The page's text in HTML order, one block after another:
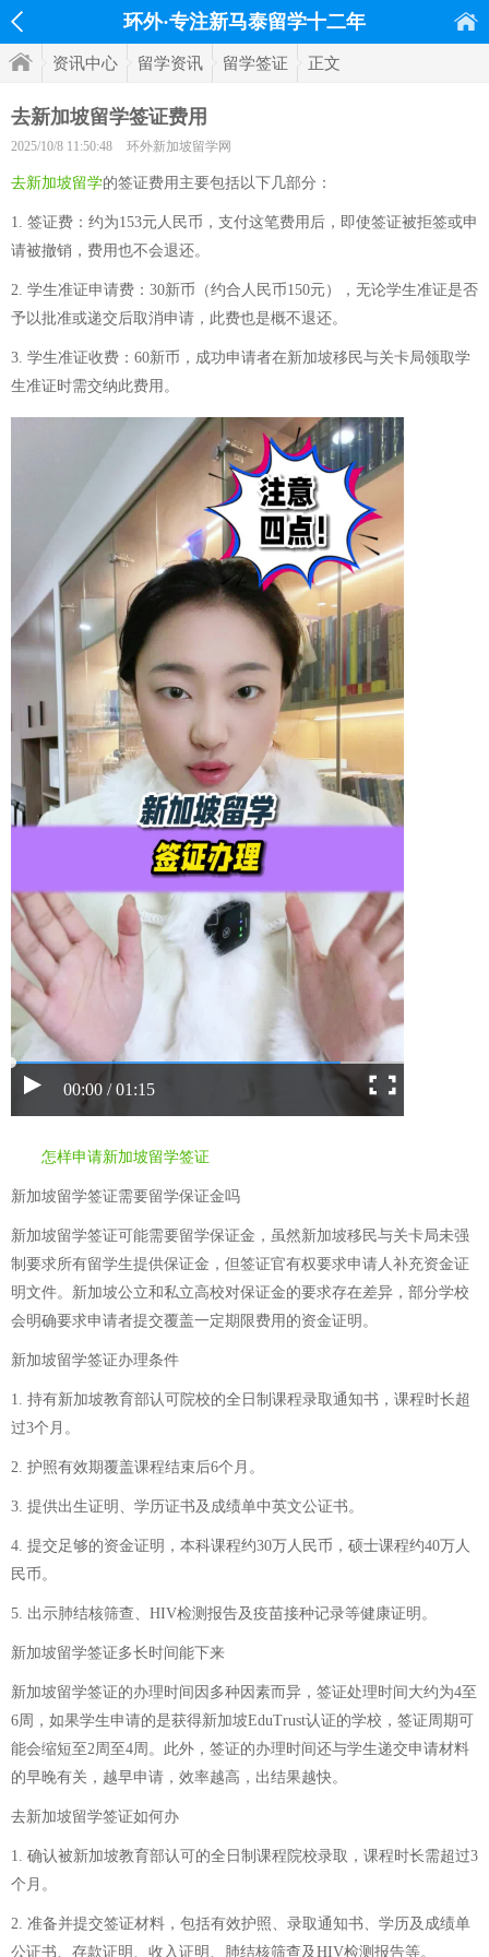
环外·专注新马泰留学十二年
资讯中心 留学资讯 留学签证 正文
去新加坡留学签证费用
2025/10/8 11:50:48 环外新加坡留学网
去新加坡留学的签证费用主要包括以下几部分：
1. 签证费：约为153元人民币，支付这笔费用后，即使签证被拒签或申
请被撤销，费用也不会退还。
2. 学生准证申请费：30新币（约合人民币150元），无论学生准证是否
予以批准或递交后取消申请，此费也是概不退还。
3. 学生准证收费：60新币，成功申请者在新加坡移民与关卡局领取学
生准证时需交纳此费用。
00:00 / 01:15
怎样申请新加坡留学签证
新加坡留学签证需要留学保证金吗
新加坡留学签证可能需要留学保证金，虽然新加坡移民与关卡局未强
制要求所有留学生提供保证金，但签证官有权要求申请人补充资金证
明文件。新加坡公立和私立高校对保证金的要求存在差异，部分学校
会明确要求申请者提交覆盖一定期限费用的资金证明。
新加坡留学签证办理条件
1. 持有新加坡教育部认可院校的全日制课程录取通知书，课程时长超
过3个月。
2. 护照有效期覆盖课程结束后6个月。
3. 提供出生证明、学历证书及成绩单中英文公证书。
4. 提交足够的资金证明，本科课程约30万人民币，硕士课程约40万人
民币。
5. 出示肺结核筛查、HIV检测报告及疫苗接种记录等健康证明。
新加坡留学签证多长时间能下来
新加坡留学签证的办理时间因多种因素而异，签证处理时间大约为4至
6周，如果学生申请的是获得新加坡EduTrust认证的学校，签证周期可
能会缩短至2周至4周。此外，签证的办理时间还与学生递交申请材料
的早晚有关，越早申请，效率越高，出结果越快。
去新加坡留学签证如何办
1. 确认被新加坡教育部认可的全日制课程院校录取，课程时长需超过3
个月。
2. 准备并提交签证材料，包括有效护照、录取通知书、学历及成绩单
公证书、存款证明、收入证明、肺结核筛查及HIV检测报告等。